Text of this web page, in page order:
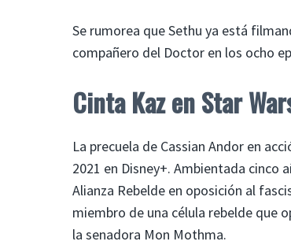
Se rumorea que Sethu ya está
compañero del Doctor en los ocho
Cinta Kaz en Star
La precuela de Cassian Andor en
2021 en Disney+. Ambientada cinco
Alianza Rebelde en oposición al
miembro de una célula rebelde que
la senadora Mon Mothma.